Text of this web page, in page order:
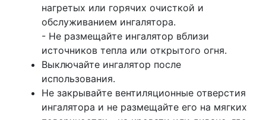
нагретых или горячих очисткой и
обслуживанием ингалятора.
- Не размещайте ингалятор вблизи
источников тепла или открытого огня.
Выключайте ингалятор после
использования.
Не закрывайте вентиляционные отверстия
ингалятора и не размещайте его на мягких